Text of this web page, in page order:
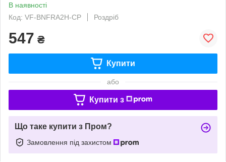
В наявності
Код: VF-BNFRA2H-CP
Роздріб
547 ₴
Купити
або
Купити з
Що таке купити з Пром?
Замовлення під захистом